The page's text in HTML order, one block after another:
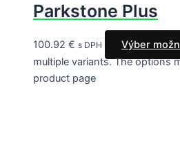
Parkstone Plus
100.92 € s DPH Výber
multiple variants. The options
product page